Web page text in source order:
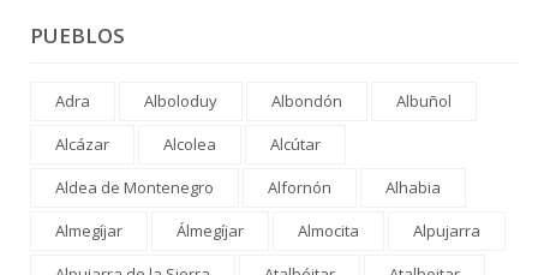
PUEBLOS
Adra Alboloduy Albondón
Albuñol
Alcázar
Alcolea
Alcútar
Aldea de Montenegro
Alfornón
Alhabia
Almegíjar
Álmegíjar Almocita
Alpujarra